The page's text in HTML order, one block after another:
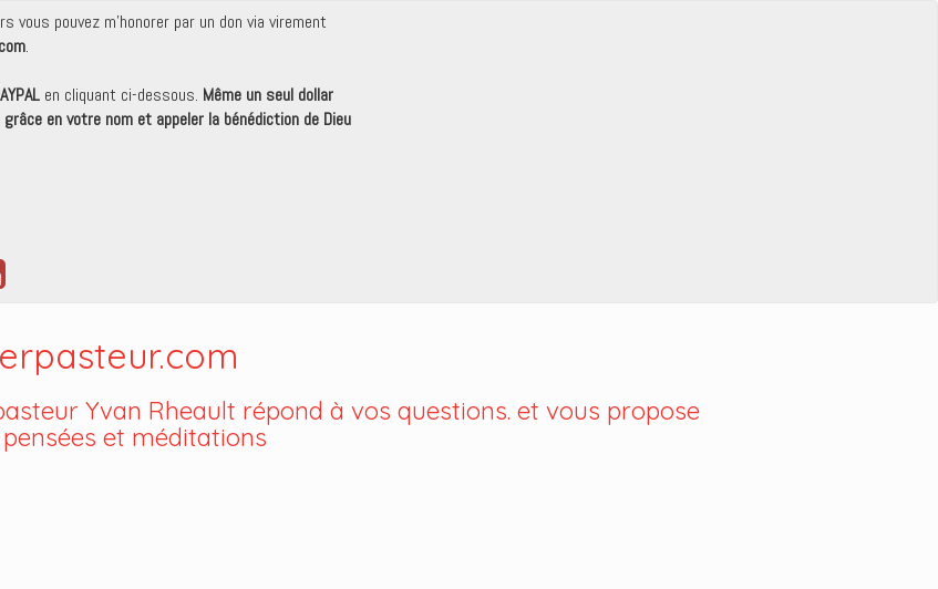
vous pouvez m'honorer par un don via virement
.
en cliquant ci-dessous. Même un seul dollar
en votre nom et appeler la bénédiction de Dieu
Yvan Rheault répond à vos questions. et vous propose
pensées et méditations